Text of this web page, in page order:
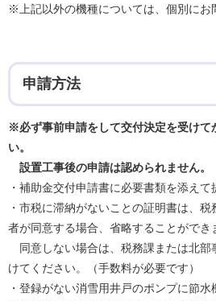
※上記以外の機種については、個別にお
申請方法
※必ず事前申請をして交付決定を受けて
い。
設置工事後の申請は認められません。
・補助金交付申請書に必要書類を添えて
・市税に滞納がないことの証明書は、
者が同意する場合、省略することができ
同意しない場合は、税務課または北部
けてください。（手数料が必要です）
・登録がない消雪用井戸のポンプに節